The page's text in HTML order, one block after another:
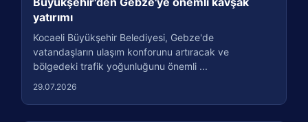
yatırımı
Kocaeli Büyükşehir Belediyesi, Gebze'de
vatandaşların ulaşım konforunu artıracak ve
bölgedeki trafik yoğunluğunu önemli ...
29.07.2026